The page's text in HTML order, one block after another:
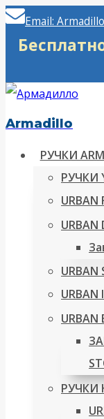
Перейти
Email:
Armadillo
РУЧКИ
РУЧКИ
URBAN
URBAN
URBAN
URBAN
URBAN
РУЧКИ